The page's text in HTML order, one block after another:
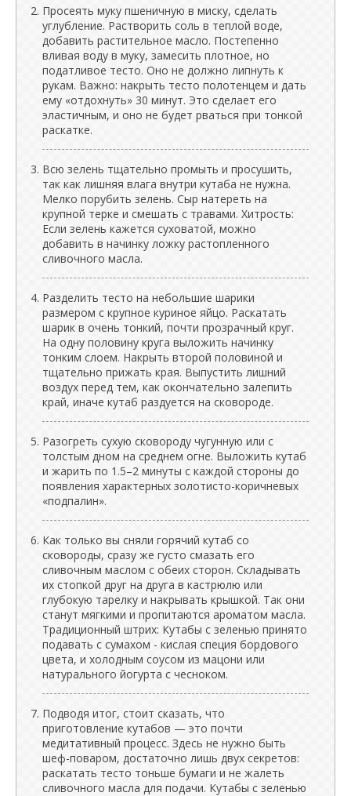
Просеять муку пшеничную в миску, сделать
углубление. Растворить соль в теплой воде,
добавить растительное масло. Постепенно
вливая воду в муку, замесить плотное, но
податливое тесто. Оно не должно липнуть к
рукам. Важно: накрыть тесто полотенцем и дать
ему «отдохнуть» 30 минут. Это сделает его
эластичным, и оно не будет рваться при тонкой
раскатке.
Всю зелень тщательно промыть и просушить,
так как лишняя влага внутри кутаба не нужна.
Мелко порубить зелень. Сыр натереть на
крупной терке и смешать с травами. Хитрость:
Если зелень кажется суховатой, можно
добавить в начинку ложку растопленного
сливочного масла.
Разделить тесто на небольшие шарики
размером с крупное куриное яйцо. Раскатать
шарик в очень тонкий, почти прозрачный круг.
На одну половину круга выложить начинку
тонким слоем. Накрыть второй половиной и
тщательно прижать края. Выпустить лишний
воздух перед тем, как окончательно залепить
край, иначе кутаб раздуется на сковороде.
Разогреть сухую сковороду чугунную или с
толстым дном на среднем огне. Выложить кутаб
и жарить по 1.5–2 минуты с каждой стороны до
появления характерных золотисто-коричневых
«подпалин».
Как только вы сняли горячий кутаб со
сковороды, сразу же густо смазать его
сливочным маслом с обеих сторон. Складывать
их стопкой друг на друга в кастрюлю или
глубокую тарелку и накрывать крышкой. Так они
станут мягкими и пропитаются ароматом масла.
Традиционный штрих: Кутабы с зеленью принято
подавать с сумахом - кислая специя бордового
цвета, и холодным соусом из мацони или
натурального йогурта с чесноком.
Подводя итог, стоит сказать, что
приготовление кутабов — это почти
медитативный процесс. Здесь не нужно быть
шеф-поваром, достаточно лишь двух секретов:
раскатать тесто тоньше бумаги и не жалеть
сливочного масла для подачи. Кутабы с зеленью